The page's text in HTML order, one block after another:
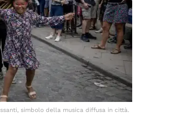
simbolo della musica diffusa in città.